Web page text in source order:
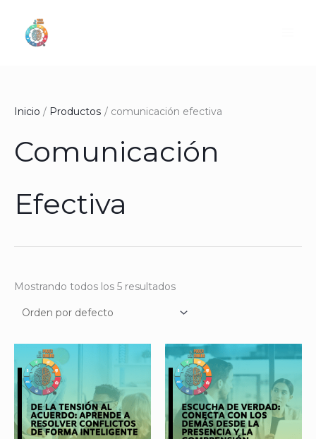
contenido
Inicio Productos comunicación efectiva
Comunicación
Efectiva
Mostrando todos los 5 resultados